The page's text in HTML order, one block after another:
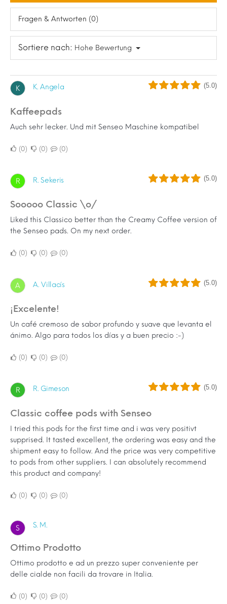
Fragen & Antworten (0)
Sortiere nach: Hohe Bewertung
K K. Angela (5.0)
Kaffeepads
Auch sehr lecker. Und mit Senseo Maschine kompatibel
0 0 0
R R. Sekeris (5.0)
Sooooo Classic \o/
Liked this Classico better than the Creamy Coffee version of
the Senseo pads. On my next order.
0 0 0
A A. Villacís (5.0)
¡Excelente!
Un café cremoso de sabor profundo y suave que levanta el
ánimo. Algo para todos los días y a buen precio :-)
0 0 0
R R. Gimeson (5.0)
Classic coffee pods with Senseo
I tried this pods for the first time and i was very positivt
supprised. It tasted excellent, the ordering was easy and the
shipment easy to follow. And the price was very competitive
to pods from other suppliers. I can absolutely recommend
this product and company!
0 0 0
S S. M.
Ottimo Prodotto
Ottimo prodotto e ad un prezzo super conveniente per
delle cialde non facili da trovare in Italia.
0 0 0